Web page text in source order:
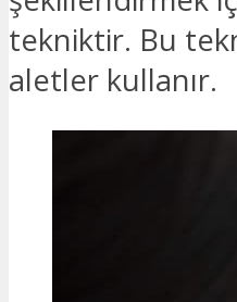
tekniktir. Bu
aletler kullanır.